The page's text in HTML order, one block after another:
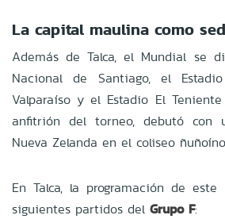
La capital maulina como
Además de Talca, el Mundial se
Nacional de Santiago, el
Valparaíso y el Estadio El Teniente
anfitrión del torneo, debutó
Nueva Zelanda en el coliseo
En Talca, la programación de
siguientes partidos del Grupo F: